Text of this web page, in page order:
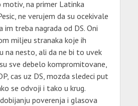
motiv, na primer Latinka
ne verujem da su ocekivale
im treba nagrada od DS. Oni
miljeu stranaka koje ih
na nesto, ali da ne bi to uvek
sve debelo kompromitovane,
cas uz DS, mozda sledeci put
se odvoji i tako u krug.
poverenja i glasova